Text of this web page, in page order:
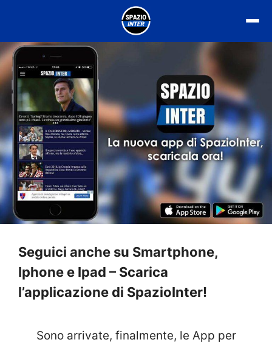
contenuto
Seguici anche su Smartphone,
Iphone e Ipad – Scarica
l’applicazione di SpazioInter!
Sono arrivate, finalmente, le App per